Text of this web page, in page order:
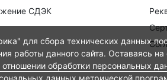
СДЭК
для сбора технических данных
работы данного сайта. Оставаясь
отношении обработки персональных
данных метрической